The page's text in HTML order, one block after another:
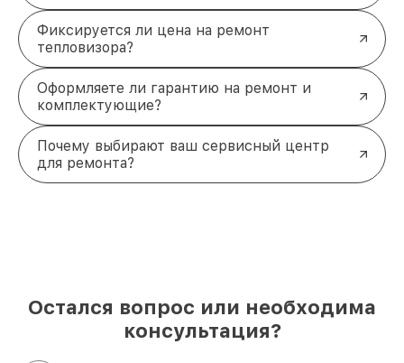
Фиксируется ли цена на ремонт
тепловизора?
Оформляете ли гарантию на ремонт и
комплектующие?
Почему выбирают ваш сервисный центр
для ремонта?
Остался вопрос или необходима
консультация?